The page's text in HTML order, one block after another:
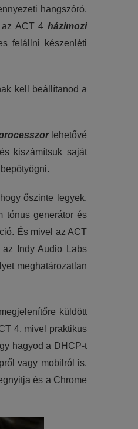
hangszóró.
az ACT 4 házimozi
felállni készenléti
kell beállítanod a
lehetővé
kiszámítsuk saját
őszinte legyek,
tónus generátor és
És mivel az ACT
Indy Audio Labs
meghatározatlan
küldött
4, mivel praktikus
hagyod a DHCP-t
vagy mobilról is.
és a Chrome